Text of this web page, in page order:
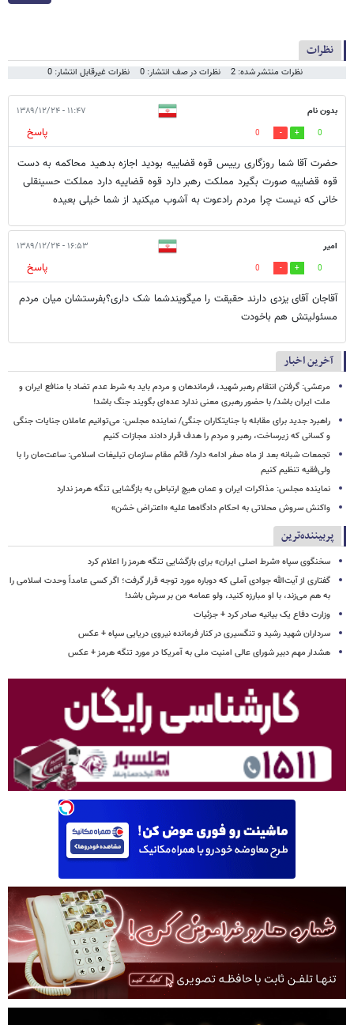
نظرات
نظرات منتشر شده: 2 نظرات در صف انتشار: 0 نظرات غیرقابل انتشار: 0
بدون نام ۱۱:۴۷ - ۱۳۸۹/۱۲/۲۴
0
0
پاسخ
حضرت آقا شما روزگاری رییس قوه قضاییه بودید اجازه بدهید محاکمه به دست
قوه قضاییه صورت بگیرد مملکت رهبر دارد قوه قضاییه دارد مملکت حسینقلی
خانی که نیست چرا مردم رادعوت به آشوب میکنید از شما خیلی بعیده
امیر ۱۶:۵۳ - ۱۳۸۹/۱۲/۲۴
0
0
پاسخ
آقاجان آقای یزدی دارند حقیقت را میگویندشما شک داری؟بفرستشان میان مردم
مسئولیتش هم باخودت
آخرین اخبار
مرعشی: گرفتن انتقام رهبر شهید، فرماندهان و مردم باید به شرط عدم تضاد با منافع ایران و
ملت ایران باشد/ با حضور رهبری معنی ندارد عده‌ای بگویند جنگ باشد!
راهبرد جدید برای مقابله با جنایتکاران جنگی/ نماینده مجلس: می‌توانیم عاملان جنایات جنگی
و کسانی که زیرساخت‌، رهبر و مردم را هدف قرار دادند مجازات کنیم
تجمعات شبانه بعد از ماه صفر ادامه دارد/ قائم مقام سازمان تبلیغات اسلامی: ساعت‌مان را با
ولی‌فقیه تنظیم‌ کنیم
نماینده مجلس: مذاکرات ایران و عمان هیچ ارتباطی به بازگشایی تنگه هرمز ندارد
واکنش سروش محلاتی به احکام دادگاه‌ها علیه «اعتراض خشن»
پربیننده‌ترین
سخنگوی سپاه «شرط اصلی ایران» برای بازگشایی تنگه هرمز را اعلام کرد
گفتاری از آیت‌الله جوادی آملی که دوباره مورد توجه قرار گرفت؛ اگر کسی عامداً وحدت اسلامی را
به هم می‌زند، با او مبارزه کنید، ولو عمامه من بر سرش باشد!
وزارت دفاع یک بیانیه صادر کرد + جزئیات
سرداران شهید رشید و تنگسیری در کنار فرمانده نیروی دریایی سپاه + عکس
هشدار مهم دبیر شورای عالی امنیت ملی به آمریکا در مورد تنگه هرمز + عکس